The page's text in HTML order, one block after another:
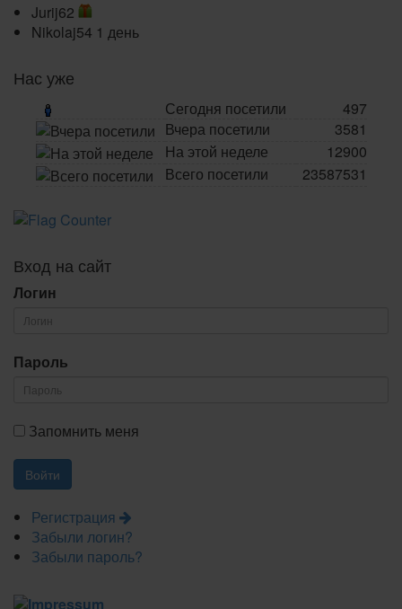
Jurij62
Nikolaj54 1 день
Нас уже
Сегодня посетили
497
Вчера посетили
3581
На этой неделе
12900
Всего посетили
23587531
Вход на сайт
Логин
Пароль
Запомнить меня
Регистрация
Забыли логин?
Забыли пароль?